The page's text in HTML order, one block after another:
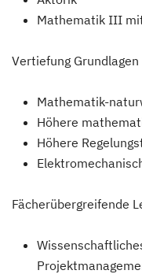
Mathematik III
Vertiefung
Mathematik-
Höhere
Höhere
Fächerübergreifende